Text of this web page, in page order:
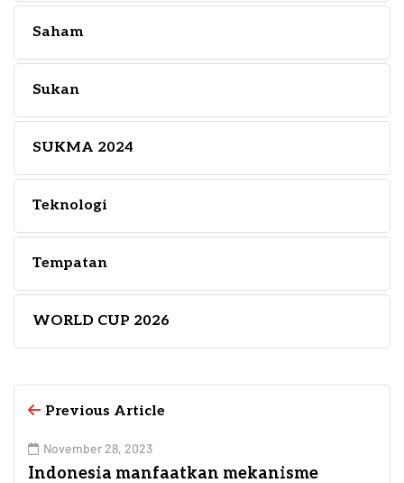
Saham
Sukan
SUKMA 2024
Teknologi
Tempatan
WORLD CUP 2026
Previous Article
November 28, 2023
Indonesia manfaatkan mekanisme